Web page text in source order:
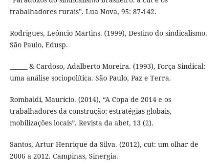
trabalhadores rurais”. Lua Nova, 95: 87-142.
Rodrigues, Leôncio Martins. (1999), Destino do sindicalismo.
São Paulo, Edusp.
______ & Cardoso, Adalberto Moreira. (1993), Força Sindical:
uma análise sociopolítica. São Paulo, Paz e Terra.
Rombaldi, Maurício. (2014), “A Copa de 2014 e os
trabalhadores da construção: estratégias globais,
mobilizações locais”. Revista da abet, 13 (2).
Santos, Artur Henrique da Silva. (2012), cut: um olhar de
2006 a 2012. Campinas, Sinergia.